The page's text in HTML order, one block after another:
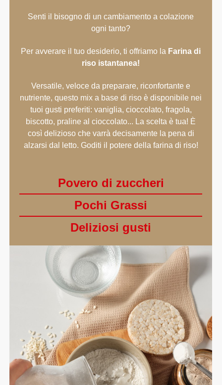
Senti il bisogno di un cambiamento a colazione
ogni tanto?
Per avverare il tuo desiderio, ti offriamo la Farina di
riso istantanea!
Versatile, veloce da preparare, riconfortante e
nutriente, questo mix a base di riso è disponibile nei
tuoi gusti preferiti: vaniglia, cioccolato, fragola,
biscotto, praline al cioccolato... La scelta è tua! È
così delizioso che varrà decisamente la pena di
alzarsi dal letto. Goditi il potere della farina di riso!
Povero di zuccheri
Pochi Grassi
Deliziosi gusti